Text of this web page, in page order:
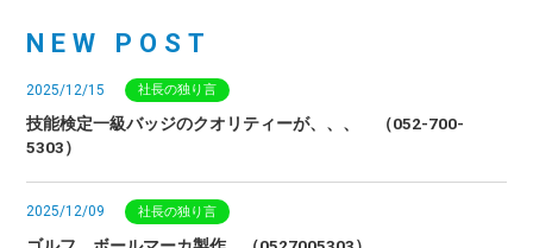
NEW POST
2025/12/15 社長の独り言
技能検定一級バッジのクオリティーが、、、 （052-700-
5303）
2025/12/09 社長の独り言